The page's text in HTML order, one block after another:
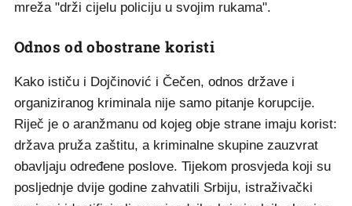
mreža "drži cijelu policiju u svojim rukama".
Odnos od obostrane koristi
Kako ističu i Dojčinović i Čečen, odnos države i
organiziranog kriminala nije samo pitanje korupcije.
Riječ je o aranžmanu od kojeg obje strane imaju korist:
država pruža zaštitu, a kriminalne skupine zauzvrat
obavljaju određene poslove. Tijekom prosvjeda koji su
posljednje dvije godine zahvatili Srbiju, istraživački